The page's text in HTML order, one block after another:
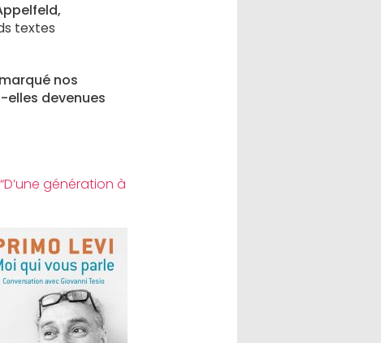
textes
nos
devenues
génération à